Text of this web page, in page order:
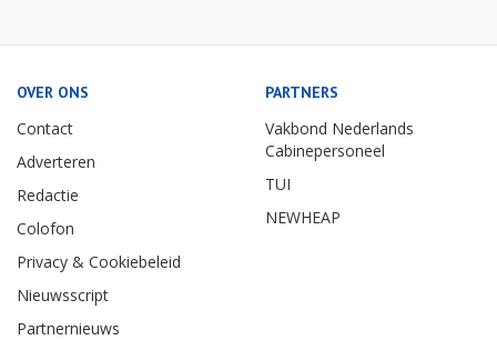
OVER ONS
Contact
Adverteren
Redactie
Colofon
Privacy & Cookiebeleid
Nieuwsscript
Partnernieuws
PARTNERS
Vakbond Nederlands
Cabinepersoneel
TUI
NEWHEAP